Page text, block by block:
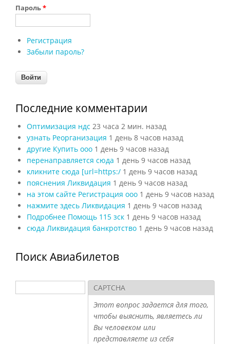
Пароль*
Регистрация
Забыли пароль?
Последние комментарии
Оптимизация ндс 23 часа 2 мин. назад
узнать Реорганизация 1 день 8 часов назад
другие Купить ооо 1 день 9 часов назад
перенаправляется сюда 1 день 9 часов назад
кликните сюда [url=https:/ 1 день 9 часов назад
пояснения Ликвидация 1 день 9 часов назад
на этом сайте Регистрация ооо 1 день 9 часов назад
нажмите здесь Ликвидация 1 день 9 часов назад
Подробнее Помощь 115 зск 1 день 9 часов назад
сюда Ликвидация банкротство 1 день 9 часов назад
Поиск Авиабилетов
Форма поиска
Поиск
CAPTCHA
Этот вопрос задается для того,
чтобы выяснить, являетесь ли
Вы человеком или
представляете из себя